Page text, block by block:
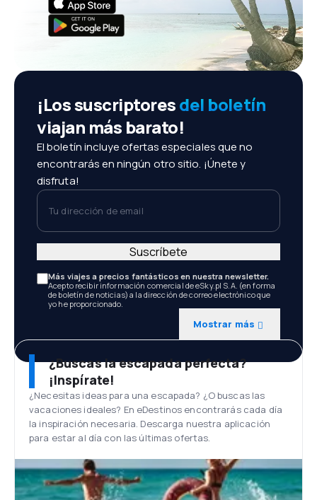
¡Los suscriptoresdel boletín
viajan más barato!
El boletín incluye ofertas especiales que no
encontrarás en ningún otro sitio. ¡Únete y
disfruta!
Tu dirección de email
Más viajes a precios fantásticos en nuestra newsletter.
Acepto recibir información comercial de eSky.pl S.A. (en forma
de boletín de noticias) a la dirección de correo electrónico que
yo he proporcionado.
Mostrar más
Suscríbete
¿Buscas la escapada perfecta?
¡Inspírate!
¿Necesitas ideas para una escapada? ¿O buscas las
vacaciones ideales? En eDestinos encontrarás cada día
la inspiración necesaria. Descarga nuestra aplicación
para estar al día con las últimas ofertas.